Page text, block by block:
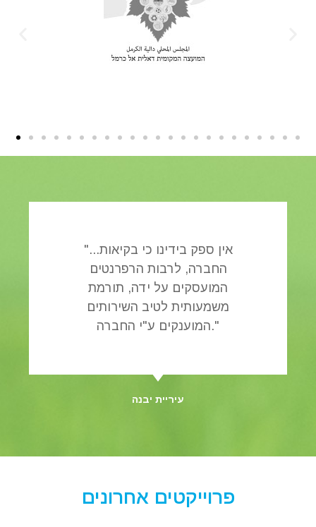
"...אין ספק בידינו כי בקיאות
החברה, לרבות הרפרנטים
המועסקים על ידה, תורמת
משמעותית לטיב השירותים
המוענקים ע"י החברה."
עיריית יבנה
פרוייקטים אחרונים